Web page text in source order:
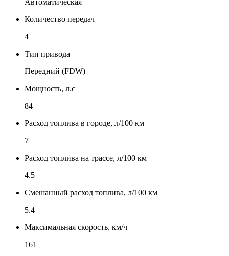
Автоматическая
Количество передач
4
Тип привода
Передний (FDW)
Мощность, л.с
84
Расход топлива в городе, л/100 км
7
Расход топлива на трассе, л/100 км
4.5
Смешанный расход топлива, л/100 км
5.4
Максимальная скорость, км/ч
161